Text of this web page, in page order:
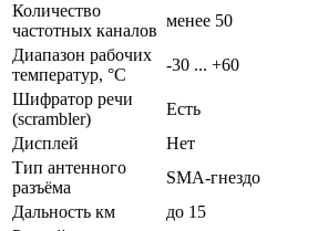
Количество
частотных каналов
менее 50
Диапазон рабочих
температур, °С
-30 ... +60
Шифратор речи
(scrambler)
Есть
Дисплей
Нет
Тип антенного
разъёма
SMA-гнездо
Дальность км
до 15